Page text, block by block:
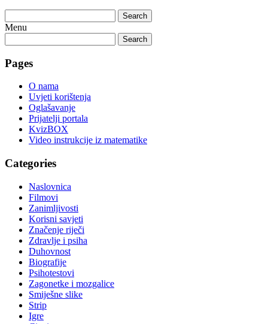
Search
Menu
Search
Pages
O nama
Uvjeti korištenja
Oglašavanje
Prijatelji portala
KvizBOX
Video instrukcije iz matematike
Categories
Naslovnica
Filmovi
Zanimljivosti
Korisni savjeti
Značenje riječi
Zdravlje i psiha
Duhovnost
Biografije
Psihotestovi
Zagonetke i mozgalice
Smiješne slike
Strip
Igre